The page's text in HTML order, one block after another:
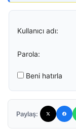
Kullanıcı adı:
Parola:
Beni hatırla
Paylaş: